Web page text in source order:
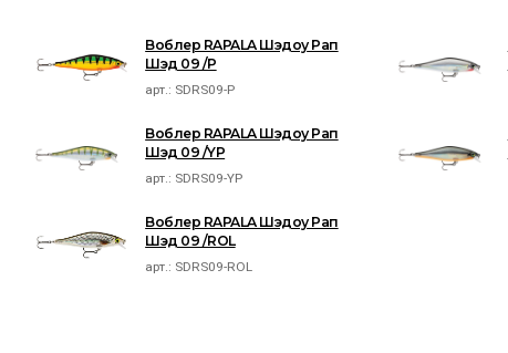
Воблер RAPALA Шэдоу Рап
Шэд 09 /P
арт.: SDRS09-P
Воблер RAPALA Шэдоу Рап
Шэд 09 /YP
арт.: SDRS09-YP
Воблер RAPALA Шэдоу Рап
Шэд 09 /ROL
арт.: SDRS09-ROL